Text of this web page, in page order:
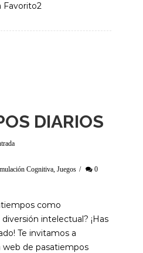
Favorito2
DIARIOS
Cognitiva Juegos /
0
como
intelectual? ¡Has
Te invitamos a
de pasatiempos